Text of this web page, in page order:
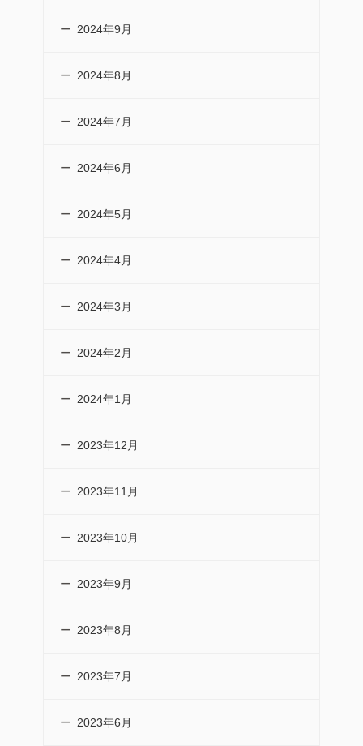
2024年9月
2024年8月
2024年7月
2024年6月
2024年5月
2024年4月
2024年3月
2024年2月
2024年1月
2023年12月
2023年11月
2023年10月
2023年9月
2023年8月
2023年7月
2023年6月